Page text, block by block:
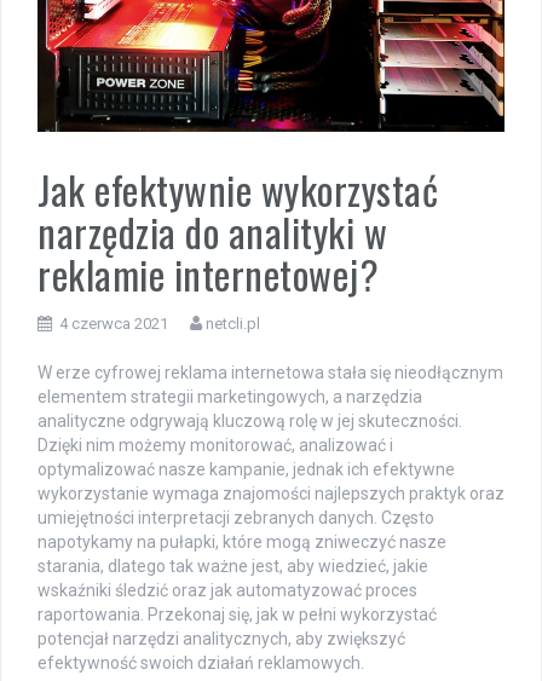
Jak efektywnie wykorzystać
narzędzia do analityki w
reklamie internetowej?
4 czerwca 2021 netcli.pl
W erze cyfrowej reklama internetowa stała się nieodłącznym
elementem strategii marketingowych, a narzędzia
analityczne odgrywają kluczową rolę w jej skuteczności.
Dzięki nim możemy monitorować, analizować i
optymalizować nasze kampanie, jednak ich efektywne
wykorzystanie wymaga znajomości najlepszych praktyk oraz
umiejętności interpretacji zebranych danych. Często
napotykamy na pułapki, które mogą zniweczyć nasze
starania, dlatego tak ważne jest, aby wiedzieć, jakie
wskaźniki śledzić oraz jak automatyzować proces
raportowania. Przekonaj się, jak w pełni wykorzystać
potencjał narzędzi analitycznych, aby zwiększyć
efektywność swoich działań reklamowych.